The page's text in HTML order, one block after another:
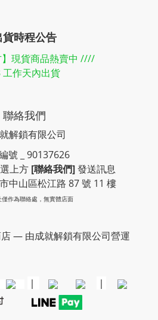
貨時程公告
現貨商品熱賣中 ////
3 工作天內出貨
聯絡我們
就解鎖有限公司
號 _ 90137626
上方 [聯絡我們]發送訊息
中山區松江路 87 號 11 樓
作為聯絡處，無實體店面
— 由成就解鎖有限公司營運
｜ ｜